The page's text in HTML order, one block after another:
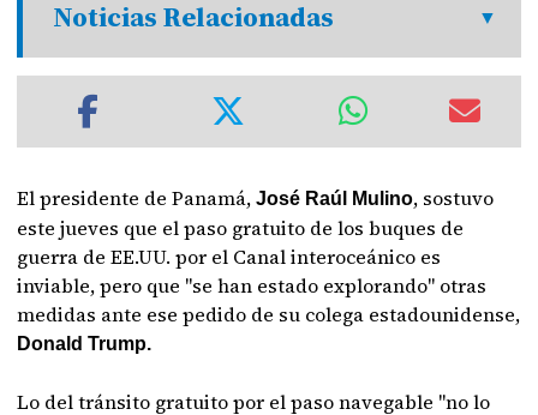
Noticias Relacionadas
El presidente de Panamá,José Raúl Mulino, sostuvo
este jueves que el paso gratuito de los buques de
guerra de EE.UU. por el Canal interoceánico es
inviable, pero que "se han estado explorando" otras
medidas ante ese pedido de su colega estadounidense,
Donald Trump.
Lo del tránsito gratuito por el paso navegable "no lo